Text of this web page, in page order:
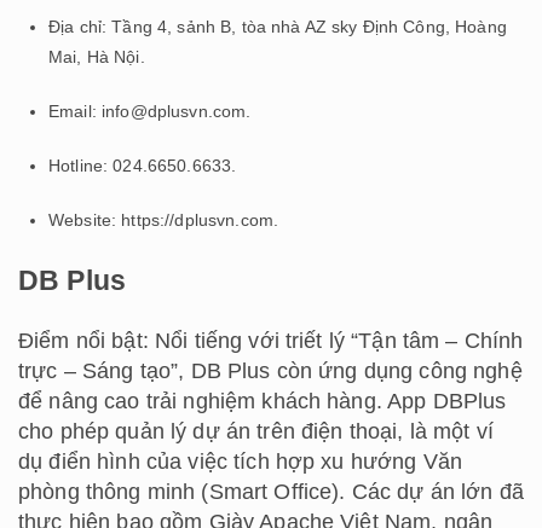
Địa chỉ: Tầng 4, sảnh B, tòa nhà AZ sky Định Công, Hoàng
Mai, Hà Nội.
Email: info@dplusvn.com.
Hotline: 024.6650.6633.
Website: https://dplusvn.com.
DB Plus
Điểm nổi bật: Nổi tiếng với triết lý “Tận tâm – Chính
trực – Sáng tạo”, DB Plus còn ứng dụng công nghệ
để nâng cao trải nghiệm khách hàng. App DBPlus
cho phép quản lý dự án trên điện thoại, là một ví
dụ điển hình của việc tích hợp xu hướng Văn
phòng thông minh (Smart Office). Các dự án lớn đã
thực hiện bao gồm Giày Apache Việt Nam, ngân